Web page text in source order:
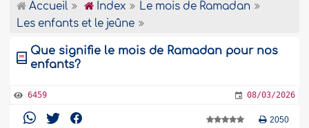
Accueil Index
Le mois de Ramadan
Les enfants et le jeûne
Que signifie le mois de Ramadan pour nos
enfants?
6459 08/03/2026
2050